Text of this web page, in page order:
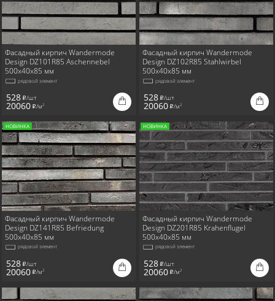
Фасадный кирпич Wandermode
Design DZ101R85 Aschennebel
500x40x85 мм
рядовой элемент
528 i/шт
20060 i/м2
Фасадный кирпич Wandermode
Design DZ102R85 Stahlwirbel
500x40x85 мм
рядовой элемент
528 i/шт
20060 i/м2
НОВИНКА
Фасадный кирпич Wandermode
Design DZ141R85 Befriedung
500x40x85 мм
рядовой элемент
528 i/шт
20060 i/м2
НОВИНКА
Фасадный кирпич Wandermode
Design DZ201R85 Krahenflugel
500x40x85 мм
рядовой элемент
528 i/шт
20060 i/м2